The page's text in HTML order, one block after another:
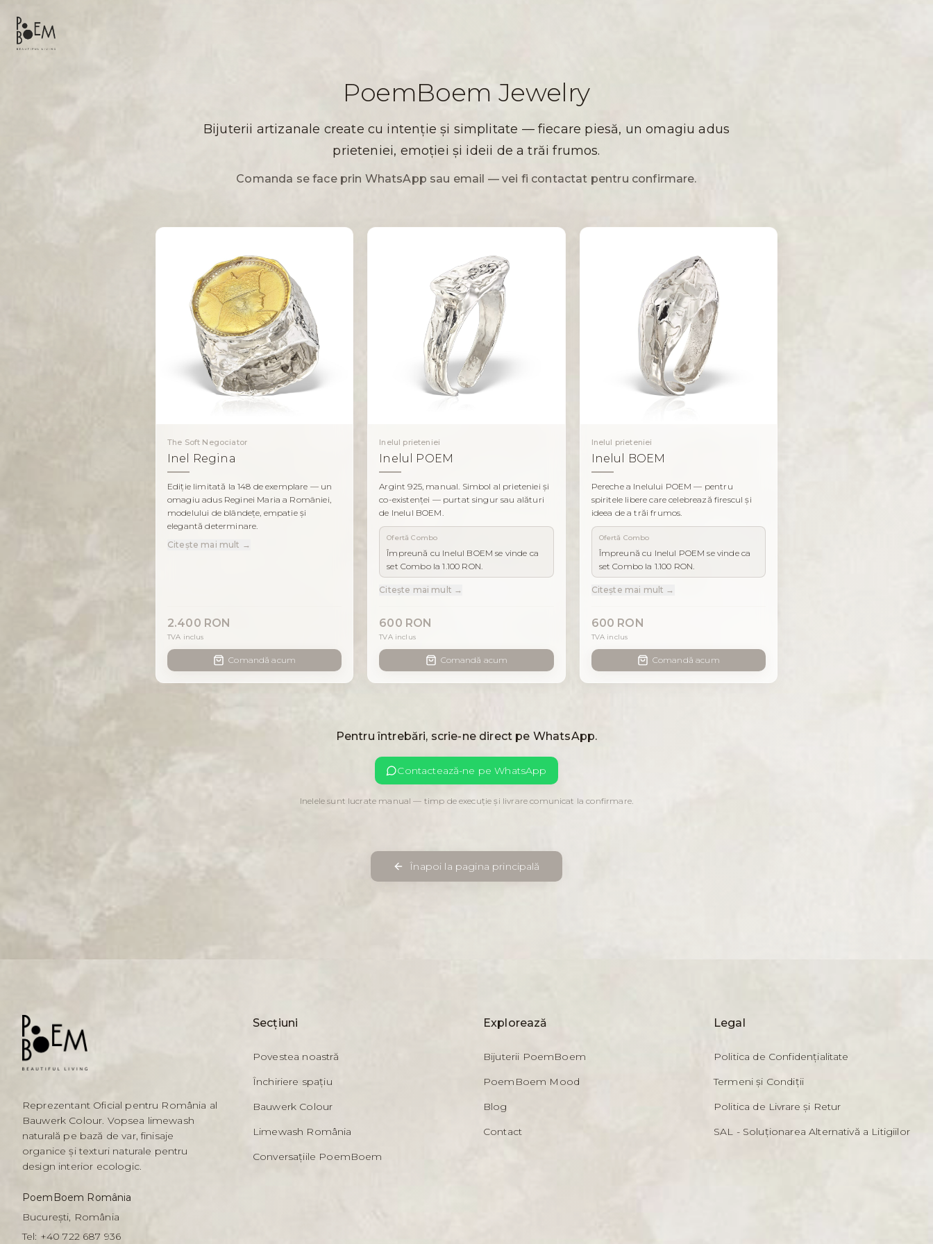
PoemBoem Jewelry
Bijuterii artizanale create cu intenție și simplitate — fiecare piesă, un omagiu adus
prieteniei, emoției și ideii de a trăi frumos.
Comanda se face prin WhatsApp sau email — vei fi contactat pentru confirmare.
The Soft Negociator
Inel Regina
Ediție limitată la 148 de exemplare — un
omagiu adus Reginei Maria a României,
modelului de blândețe, empatie și
elegantă determinare.
Citește mai mult →
2.400 RON
TVA inclus
Comandă acum
Inelul prieteniei
Inelul POEM
Argint 925, manual. Simbol al prieteniei și
co-existenței — purtat singur sau alături
de Inelul BOEM.
Ofertă Combo
Împreună cu Inelul BOEM se vinde ca
set Combo la 1.100 RON.
Citește mai mult →
600 RON
TVA inclus
Comandă acum
Inelul prieteniei
Inelul BOEM
Pereche a Inelului POEM — pentru
spiritele libere care celebrează firescul și
ideea de a trăi frumos.
Ofertă Combo
Împreună cu Inelul POEM se vinde ca
set Combo la 1.100 RON.
Citește mai mult →
600 RON
TVA inclus
Comandă acum
Pentru întrebări, scrie-ne direct pe WhatsApp.
Contactează-ne pe WhatsApp
Inelele sunt lucrate manual — timp de execuție și livrare comunicat la confirmare.
Înapoi la pagina principală
Reprezentant Oficial pentru România al
Bauwerk Colour. Vopsea limewash
naturală pe bază de var, finisaje
organice și texturi naturale pentru
design interior ecologic.
PoemBoem România
București, România
Tel: +40 722 687 936
Secțiuni
Povestea noastră
Închiriere spațiu
Bauwerk Colour
Limewash România
Conversațiile PoemBoem
Explorează
Bijuterii PoemBoem
PoemBoem Mood
Blog
Contact
Legal
Politica de Confidențialitate
Termeni și Condiții
Politica de Livrare și Retur
SAL - Soluționarea Alternativă a Litigiilor